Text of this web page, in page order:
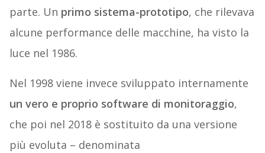
parte. Un primo sistema-prototipo, che rilevava
alcune performance delle macchine, ha visto la
luce nel 1986.
Nel 1998 viene invece sviluppato internamente
un vero e proprio software di monitoraggio,
che poi nel 2018 è sostituito da una versione
più evoluta – denominata